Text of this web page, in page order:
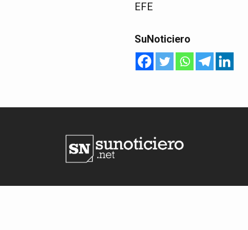
EFE
SuNoticiero